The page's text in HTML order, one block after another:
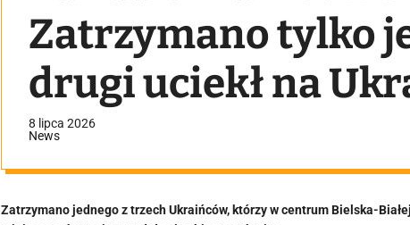
Zatrzymano tylko
drugi uciekł na
ukrywa
8 lipca 2026
News
Zatrzymano jednego z trzech Ukraińców, którzy w centrum Bielska-